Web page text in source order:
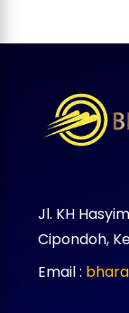
Jl. KH
Cipondoh,
Email :